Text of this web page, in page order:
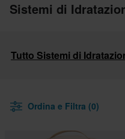
Sistemi di
Tutto Sistemi di
Ordina e Filtra (0)